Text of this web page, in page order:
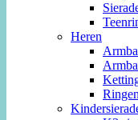
Heren
Ringen